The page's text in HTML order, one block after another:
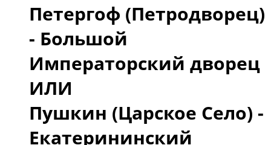
Петергоф (Петродворец)
- Большой
Императорский дворец
ИЛИ
Пушкин (Царское Село) -
Екатерининский